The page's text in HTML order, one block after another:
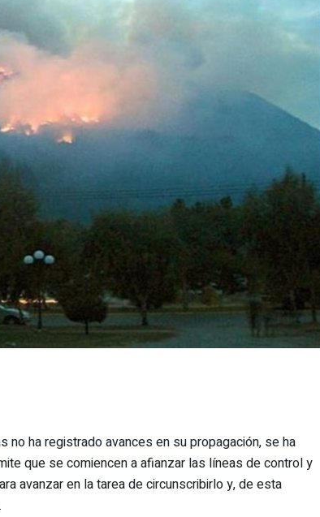
no ha registrado avances en su propagación, se ha
que se comiencen a afianzar las líneas de control y
avanzar en la tarea de circunscribirlo y, de esta